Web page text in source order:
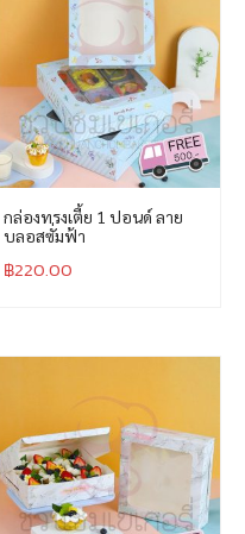
กล่องทรงเตี้ย 1 ปอนด์ ลาย
บลอสซั่มฟ้า
฿220.00